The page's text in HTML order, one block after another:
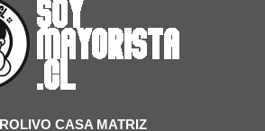
CASA MATRIZ